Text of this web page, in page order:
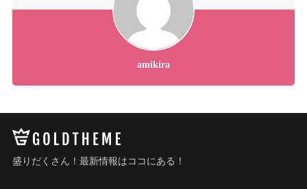
amikira
盛りだくさん！最新情報はココにある！